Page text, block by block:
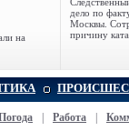
на
дело по
Москвы.
причину
Работа